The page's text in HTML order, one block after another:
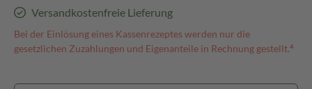
Versandkostenfreie Lieferung
Bei der Einlösung eines Kassenrezeptes werden nur die
gesetzlichen Zuzahlungen und Eigenanteile in Rechnung gestellt.⁴